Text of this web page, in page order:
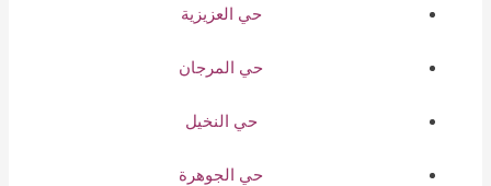
حي العزيزية
حي المرجان
حي النخيل
حي الجوهرة